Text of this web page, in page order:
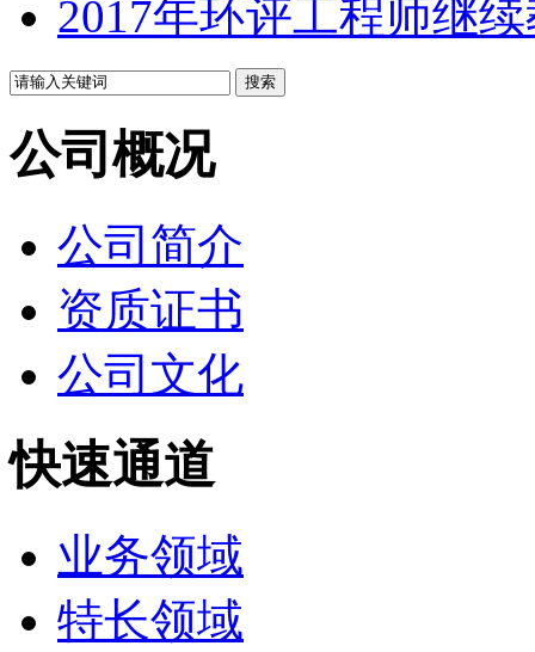
2017年环评工程师继
公司概况
公司简介
资质证书
公司文化
快速通道
业务领域
特长领域